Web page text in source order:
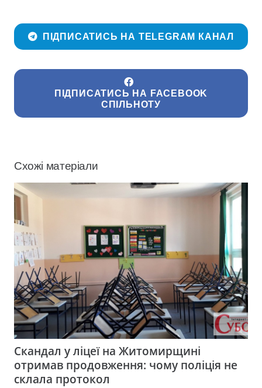
ПІДПИСАТИСЬ НА TELEGRAM КАНАЛ
ПІДПИСАТИСЬ НА FACEBOOK
СПІЛЬНОТУ
Схожі матеріали
Скандал у ліцеї на Житомирщині
отримав продовження: чому поліція не
склала протокол